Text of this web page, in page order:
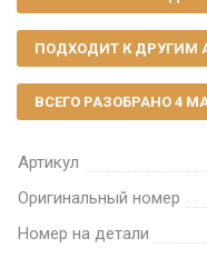
Артикул
Оригинальный номер
Номер на детали
ПОДХОДИТ К ДРУГИМ
ВСЕГО РАЗОБРАНО 4